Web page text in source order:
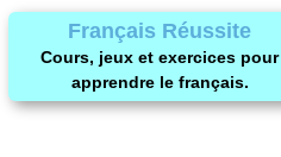
Français Réussite
Cours, jeux et exercices pour
apprendre le français.